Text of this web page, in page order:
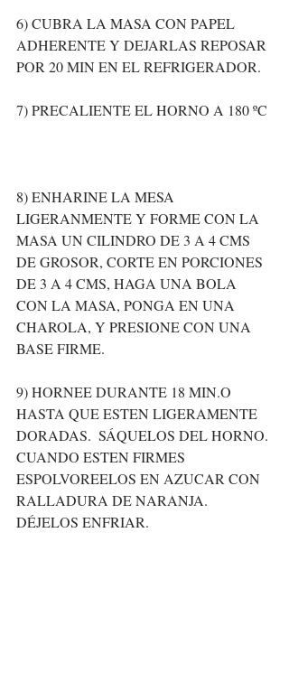
6) CUBRA LA MASA CON PAPEL
ADHERENTE Y DEJARLAS REPOSAR
POR 20 MIN EN EL REFRIGERADOR.
7) PRECALIENTE EL HORNO A 180 ºC
8) ENHARINE LA MESA
LIGERANMENTE Y FORME CON LA
MASA UN CILINDRO DE 3 A 4 CMS
DE GROSOR, CORTE EN PORCIONES
DE 3 A 4 CMS, HAGA UNA BOLA
CON LA MASA, PONGA EN UNA
CHAROLA, Y PRESIONE CON UNA
BASE FIRME.
9) HORNEE DURANTE 18 MIN.O
HASTA QUE ESTEN LIGERAMENTE
DORADAS.  SÁQUELOS DEL HORNO.
CUANDO ESTEN FIRMES
ESPOLVOREELOS EN AZUCAR CON
RALLADURA DE NARANJA.
DÉJELOS ENFRIAR.